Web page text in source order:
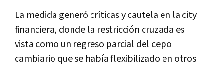
La medida generó críticas y cautela en la city
financiera, donde la restricción cruzada es
vista como un regreso parcial del cepo
cambiario que se había flexibilizado en otros